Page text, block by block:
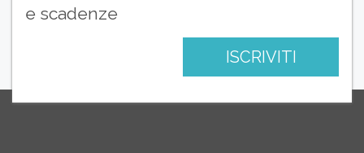
e scadenze
ISCRIVITI